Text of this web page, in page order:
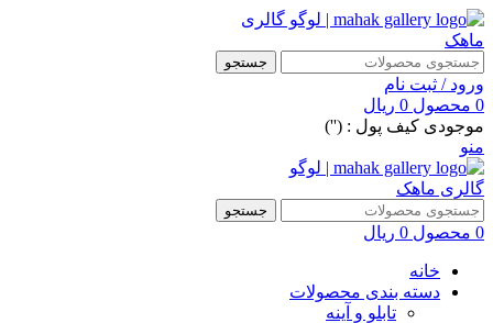
جستجو
ورود / ثبت نام
0 محصول 0 ریال
موجودی کیف پول : ('')
منو
جستجو
0 محصول 0 ریال
خانه
دسته بندی محصولات
تابلو و آینه